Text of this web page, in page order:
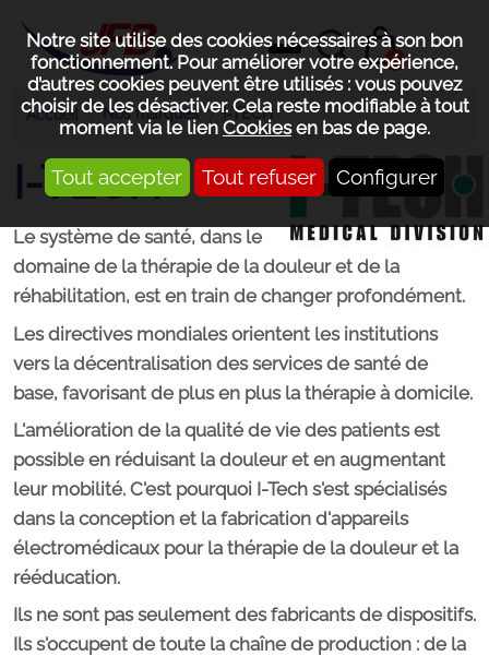
Notre site utilise des cookies nécessaires à son bon
fonctionnement. Pour améliorer votre expérience,
d’autres cookies peuvent être utilisés : vous pouvez
choisir de les désactiver. Cela reste modifiable à tout
moment via le lien Cookiesen bas de page.
Tout accepter Tout refuser Configurer
0
Accueil Nos marques I-TECH
I-TECH
Le système de santé, dans le
domaine de la thérapie de la douleur et de la
réhabilitation, est en train de changer profondément.
Les directives mondiales orientent les institutions
vers la décentralisation des services de santé de
base, favorisant de plus en plus la thérapie à domicile.
L'amélioration de la qualité de vie des patients est
possible en réduisant la douleur et en augmentant
leur mobilité. C'est pourquoi I-Tech s'est spécialisés
dans la conception et la fabrication d'appareils
électromédicaux pour la thérapie de la douleur et la
rééducation.
Ils ne sont pas seulement des fabricants de dispositifs.
Ils s'occupent de toute la chaîne de production : de la